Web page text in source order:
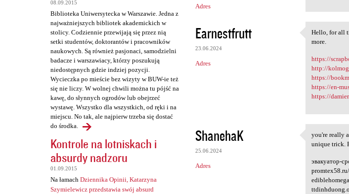
08.09.2015
Biblioteka Uniwersytecka w Warszawie. Jedna z
najważniejszych bibliotek akademickich w
stolicy. Codziennie przewijają się przez nią
setki studentów, doktorantów i pracowników
naukowych. Są również pasjonaci, samodzielni
badacze i warszawiacy, którzy poszukują
niedostępnych gdzie indziej pozycji.
Wycieczka po mieście bez wizyty w BUW-ie też
się nie liczy. W wolnej chwili można tu pójść na
kawę, do słynnych ogrodów lub obejrzeć
wystawę. Wszystko dla wszystkich, od ręki i na
miejscu. No tak, ale najpierw trzeba się dostać
do środka.
Kontrole na lotniskach i
absurdy nadzoru
01.09.2015
Na łamach Dziennika Opinii, Katarzyna
Szymielewicz przedstawia swój absurd
Adres
Earnestfrutt
23.06.2024
Adres
Hello, for
Hello, for all
more.
https://
http://
https://
https://en-
https://
ShanehaK
25.06.2024
Adres
you're
you're really
unique trick.
эвакуатор-